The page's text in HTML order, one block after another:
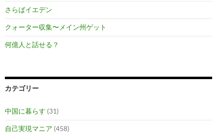
さらばイエデン
クォーター収集〜メイン州ゲット
何億人と話せる？
カテゴリー
中国に暮らす (31)
自己実現マニア (458)